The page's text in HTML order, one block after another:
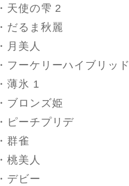
・天使の雫 2
・だるま秋麗
・月美人
・フーケリーハイブリッド
・薄氷 1
・ブロンズ姫
・ピーチプリデ
・群雀
・桃美人
・デビー